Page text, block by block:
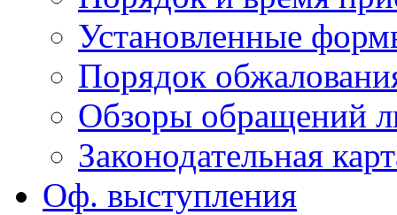
Установленные
Порядок
Обзоры обращений
Законодательная
Оф. выступления